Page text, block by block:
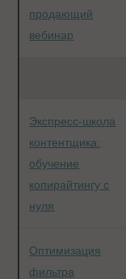
продающий
вебинар
Экспресс-школа
контентщика:
обучение
копирайтингу с
нуля
Оптимизация
фильтра